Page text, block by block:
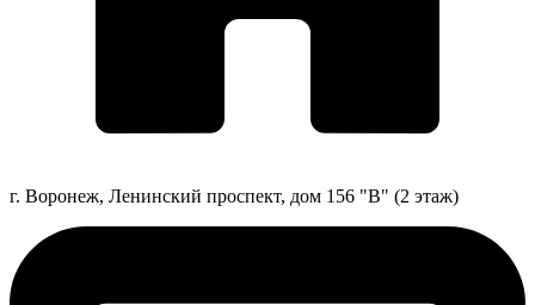
г. Воронеж, Ленинский проспект, дом 156 "В" (2 этаж)